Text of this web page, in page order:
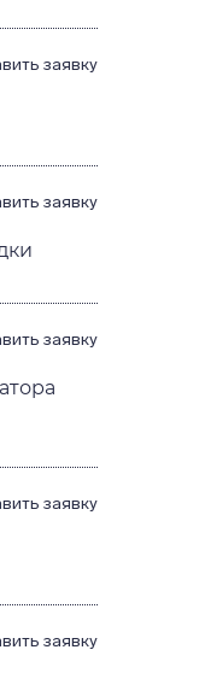
заявку
заявку
заявку
заявку
заявку